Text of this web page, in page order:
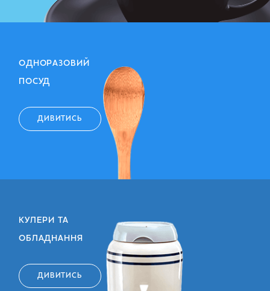
ОДНОРАЗОВИЙ
ПОСУД
ДИВИТИСЬ
КУЛЕРИ ТА
ОБЛАДНАННЯ
ДИВИТИСЬ